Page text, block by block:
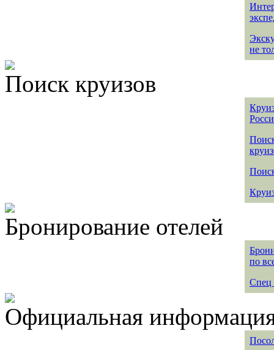
не
Поиск круизов
Бронирование отелей
по
Спец
Официальная